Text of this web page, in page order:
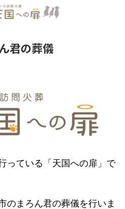
君の葬儀
っている「天国への扉」で
のまろん君の葬儀を行いま